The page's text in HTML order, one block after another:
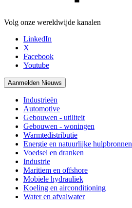
Volg onze wereldwijde kanalen
LinkedIn
X
Facebook
Youtube
Aanmelden Nieuws
Industrieën
Automotive
Gebouwen - utiliteit
Gebouwen - woningen
Warmtedistributie
Energie en natuurlijke hulpbronnen
Voedsel en dranken
Industrie
Maritiem en offshore
Mobiele hydrauliek
Koeling en airconditioning
Water en afvalwater